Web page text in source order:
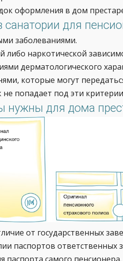
оформления в дом
санатории для
заболеваниями.
либо наркотической
дерматологического
которые могут
попадает под эти
нужны для дома
от государственных
паспортов ответственных